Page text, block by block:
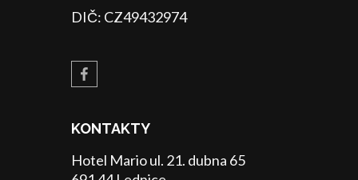
DIČ: CZ49432974
KONTAKTY
Hotel Mario ul. 21. dubna 65